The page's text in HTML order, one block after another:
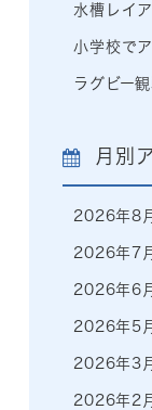
水槽レイ
小学校で
ラグビー
月別
2026年8
2026年7
2026年6
2026年5
2026年3
2026年2